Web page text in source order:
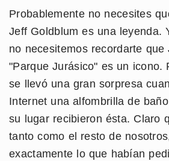
Probablemente no necesites
Jeff Goldblum es una leyenda.
no necesitemos recordarte que
"Parque Jurásico" es un icono.
se llevó una gran sorpresa
Internet una alfombrilla de
su lugar recibieron ésta. Claro
tanto como el resto de
exactamente lo que habían